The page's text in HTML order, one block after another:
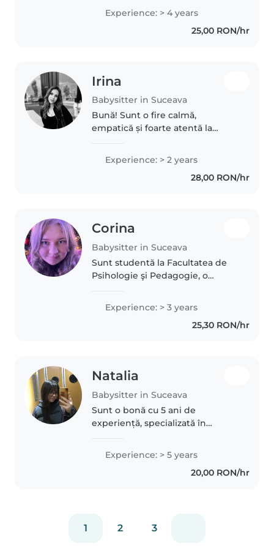
dorința de a petrece timp cu ei și
Experience: > 4 years
25,00 RON/hr
Irina
Babysitter in Suceava
Bună! Sunt o fire calmă,
empatică și foarte atentă la
fiecare moment petrecut cu
copiii este o oportunitate de
învățare prin joacă. Mă asigur
Experience: > 2 years
28,00 RON/hr
Corina
Babysitter in Suceava
Sunt studentă la Facultatea de
Psihologie şi Pedagogie, o
și răbdătoare. Îmi place să lucrez
cu copiii și să contribui la
dezvoltarea lor într-un mediu..
Experience: > 3 years
25,30 RON/hr
Natalia
Babysitter in Suceava
Sunt o bonă cu 5 ani de
experiență, specializată în
vârstele. Sunt foarte prietenoasă
și empată, iar copiii se simt
confortabil în prezența mea.
Experience: > 5 years
20,00 RON/hr
1 2 3